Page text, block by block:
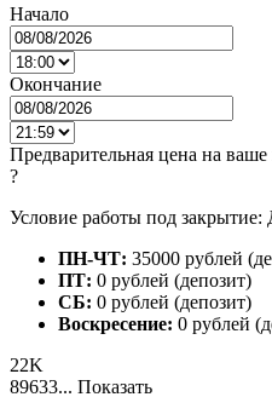
Начало
Окончание
Предварительная цена на
?
Условие работы под закрытие:
ПН-ЧТ: 35000 рублей
ПТ: 0 рублей (депозит)
СБ: 0 рублей (депозит)
Воскресение: 0 рублей
22K
89633... Показать